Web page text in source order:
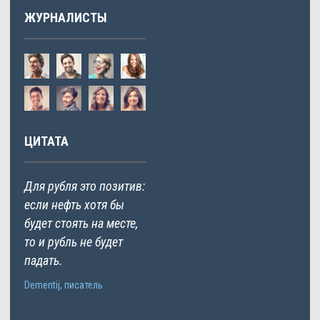
ЖУРНАЛИСТЫ
ЦИТАТА
Для рубля это позитив:
если нефть хотя бы
будет стоять на месте,
то и рубль не будет
падать.
Dementij, писатель